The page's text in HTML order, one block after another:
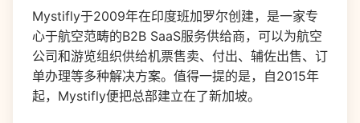
Mystifly于2009年在印度班加罗尔创建，是一家专
心于航空范畴的B2B SaaS服务供给商，可以为航空
公司和游览组织供给机票售卖、付出、辅佐出售、订
单办理等多种解决方案。值得一提的是，自2015年
起，Mystifly便把总部建立在了新加坡。